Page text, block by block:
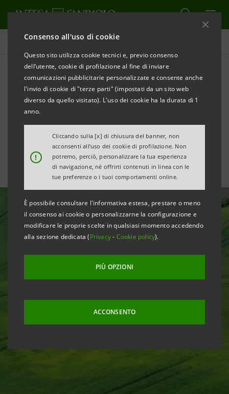
Consenso all'uso di cookie
Questo sito utilizza cookie tecnici e, previo consenso
dell’utente, cookie di profilazione al fine di inviare
comunicazioni pubblicitarie personalizzate e consente anche
l'invio di cookie di "terze parti" (impostati da un sito web
diverso da quello visitato). L'uso dei cookie ha la durata di 1
anno.
!
Cliccando sulla [x] di chiusura del banner, non
acconsenti all’uso dei cookie di profilazione. Non
potremo, perciò, personalizzare la tua esperienza
di navigazione, né offrirti contenuti in linea con le
tue preferenze o i tuoi comportamenti online.
È possibile consultare l'informativa estesa, prestare o meno
il consenso ai cookie o personalizzarne la configurazione e
modificare le proprie scelte in qualsiasi momento accedendo
alla sezione dedicata (Privacy- Cookie policy).
PIÙ OPZIONI
ACCONSENTO
Tutte le news
Prestito BEI da €100 mln a
PBZ per le imprese croate e
investimenti sostenibili